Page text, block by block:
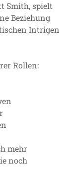
Smith, spielt
Beziehung
Intrigen
Rollen:
mehr
noch